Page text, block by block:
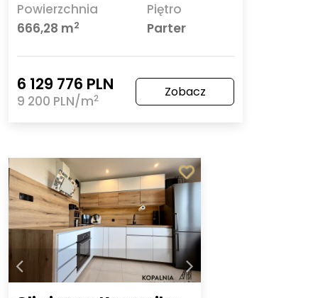
Powierzchnia
666,28 m2
Piętro
Parter
6 129 776 PLN
9 200 PLN/m2 Zobacz